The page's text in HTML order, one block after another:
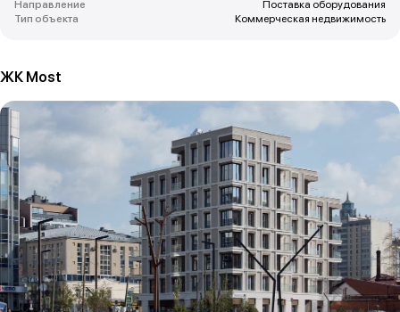
Направление
Поставка оборудования
Тип объекта
Коммерческая недвижимость
ЖК Most